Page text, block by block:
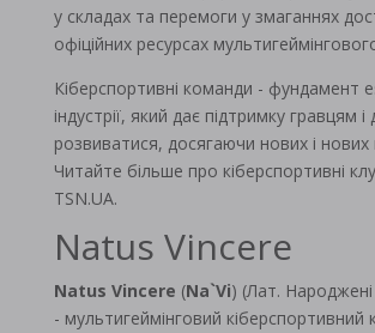
у складах та перемоги у змаганнях
офіційних ресурсах
Кіберспортивні команди - фундамент
індустрії, який дає підтримку гравцям
розвиватися, досягаючи нових і нових
Читайте більше про кіберспортивні
TSN.UA.
Natus Vincere
Natus Vincere (Na`Vi) (Лат.
- мультигеймінговий кіберспортивний